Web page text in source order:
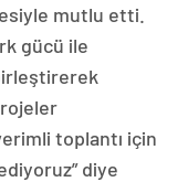
mutlu etti.
gücü ile
toplantı için
diye